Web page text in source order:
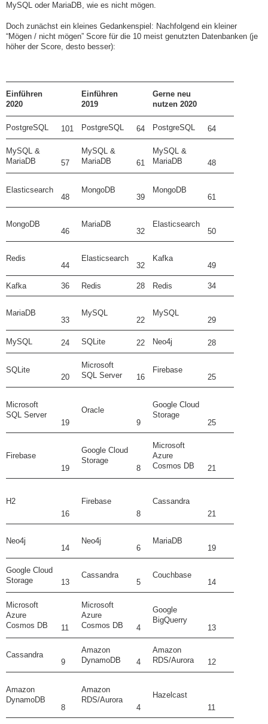
MySQL oder MariaDB, wie es nicht mögen.
Doch zunächst ein kleines Gedankenspiel: Nachfolgend ein kleiner
“Mögen / nicht mögen” Score für die 10 meist genutzten Datenbanken (je
höher der Score, desto besser):
Einführen
2020
Einführen
2019
Gerne neu
nutzen 2020
PostgreSQL 101 PostgreSQL 64 PostgreSQL 64
MySQL &
MariaDB
57
MySQL &
MariaDB
61
MySQL &
MariaDB
48
Elasticsearch
48
MongoDB
39
MongoDB
61
MongoDB
46
MariaDB
32
Elasticsearch
50
Redis
44
Elasticsearch
32
Kafka
49
Kafka 36 Redis 28 Redis 34
MariaDB
33
MySQL
22
MySQL
29
MySQL 24 SQLite 22 Neo4j 28
SQLite
20
Microsoft
SQL Server
16
Firebase
25
Microsoft
SQL Server
19
Oracle
9
Google Cloud
Storage
25
Firebase
19
Google Cloud
Storage
8
Microsoft
Azure
Cosmos DB
21
H2
16
Firebase
8
Cassandra
21
Neo4j
14
Neo4j
6
MariaDB
19
Google Cloud
Storage
13
Cassandra
5
Couchbase
14
Microsoft
Azure
Cosmos DB
11
Microsoft
Azure
Cosmos DB
4
Google
BigQuerry
13
Cassandra
9
Amazon
DynamoDB
4
Amazon
RDS/Aurora
12
Amazon
DynamoDB
8
Amazon
RDS/Aurora
4
Hazelcast
11